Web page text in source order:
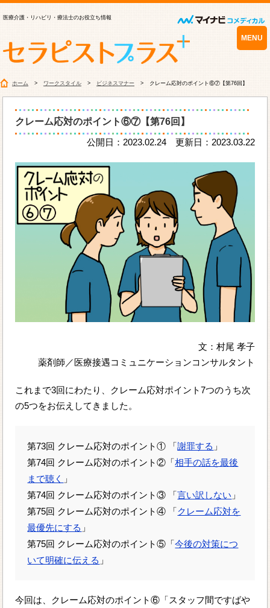
医療介護・リハビリ・療法士のお役立ち情報
MENU
ホーム ワークスタイル ビジネスマナー クレーム応対のポイント⑥⑦【第76回】
クレーム応対のポイント⑥⑦【第76回】
公開日：2023.02.24 更新日：2023.03.22
文：村尾 孝子
薬剤師／医療接遇コミュニケーションコンサルタント
これまで3回にわたり、クレーム応対ポイント7つのうち次
の5つをお伝えしてきました。
第73回 クレーム応対のポイント① 「謝罪する 」
第74回 クレーム応対のポイント②「相手の話を最後
まで聴く 」
第74回 クレーム応対のポイント③ 「言い訳しない 」
第75回 クレーム応対のポイント④ 「クレーム応対を
最優先にする 」
第75回 クレーム応対のポイント⑤「今後の対策につ
いて明確に伝える 」
今回は、クレーム応対のポイント⑥「スタッフ間ですばや